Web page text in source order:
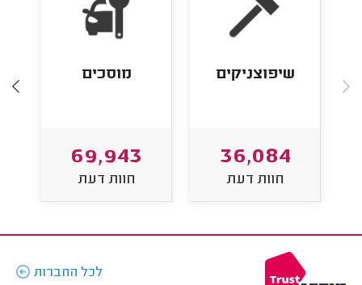
שיפוצניקים
36,084
חוות דעת
מוסכים
69,943
חוות דעת
לכל החברות